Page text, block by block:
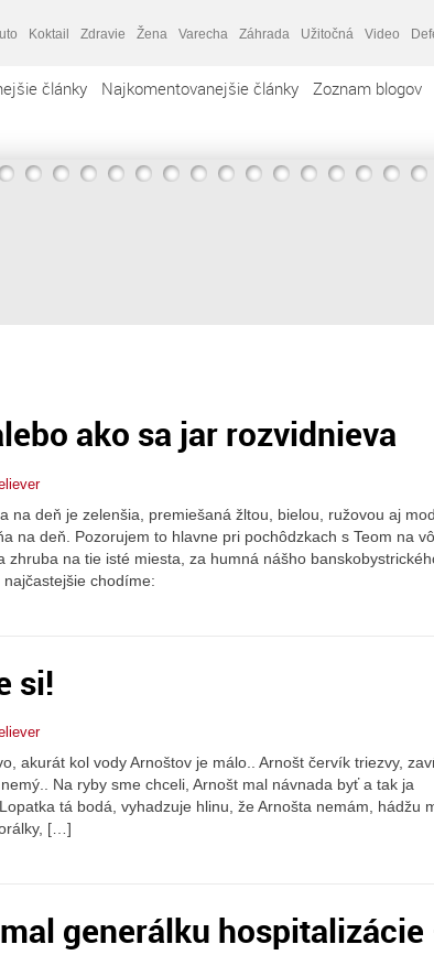
Koktail Zdravie Žena Varecha Záhrada Užitočná Video
články Najkomentovanejšie články Zoznam blogov
ako sa jar rozvidnieva
na deň je zelenšia, premiešaná žltou, bielou, ružovou aj
na deň. Pozorujem to hlavne pri pochôdzkach s Teom na
zhruba na tie isté miesta, za humná nášho
chodíme:
si!
akurát kol vody Arnoštov je málo.. Arnošt červík triezvy,
Na ryby sme chceli, Arnošt mal návnada byť a tak ja
tá bodá, vyhadzuje hlinu, že Arnošta nemám, hádžu
[…]
generálku hospitalizácie